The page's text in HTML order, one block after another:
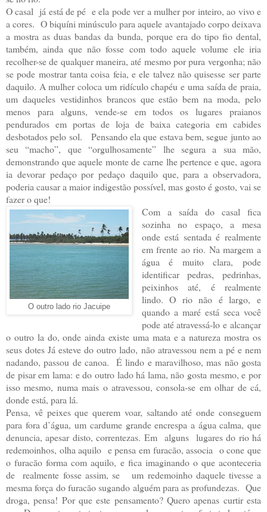
O casal já está de pé e ela pode ver a mulher por inteiro, ao vivo e
a cores. O biquíni minúsculo para aquele avantajado corpo deixava
a mostra as duas bandas da bunda, porque era do tipo fio dental,
também, ainda que não fosse com todo aquele volume ele iria
recolher-se de qualquer maneira, até mesmo por pura vergonha; não
se pode mostrar tanta coisa feia, e ele talvez não quisesse ser parte
daquilo. A mulher coloca um ridículo chapéu e uma saída de praia,
um daqueles vestidinhos brancos que estão bem na moda, pelo
menos para alguns, vende-se em todos os lugares praianos
pendurados em portas de loja de baixa categoria em cabides
desbotados pelo sol. Pensando ela que estava bem, segue junto ao
seu “macho”, que “orgulhosamente” lhe segura a sua mão,
demonstrando que aquele monte de carne lhe pertence e que, agora
ia devorar pedaço por pedaço daquilo que, para a observadora,
poderia causar a maior indigestão possível, mas gosto é gosto, vai se
fazer o que!
O outro lado rio Jacuipe
Com a saída do casal fica
sozinha no espaço, a mesa
onde está sentada é realmente
em frente ao rio. Na margem a
água é muito clara, pode
identificar pedras, pedrinhas,
peixinhos até, é realmente
lindo. O rio não é largo, e
quando a maré está seca você
pode até atravessá-lo e alcançar
o outro la do, onde ainda existe uma mata e a natureza mostra os
seus dotes Já esteve do outro lado, não atravessou nem a pé e nem
nadando, passou de canoa. É lindo e maravilhoso, mas não gosta
de pisar em lama: e do outro lado há lama, não gosta mesmo, e por
isso mesmo, numa mais o atravessou, consola-se em olhar de cá,
donde está, para lá.
Pensa, vê peixes que querem voar, saltando até onde conseguem
para fora d’água, um cardume grande encrespa a água calma, que
denuncia, apesar disto, correntezas. Em alguns lugares do rio há
redemoinhos, olha aquilo e pensa em furacão, associa o cone que
o furacão forma com aquilo, e fica imaginando o que aconteceria
de realmente fosse assim, se um redemoinho daquele tivesse a
mesma força do furacão sugando alguém para as profundezas. Que
droga, pensa! Por que este pensamento? Quero apenas curtir esta